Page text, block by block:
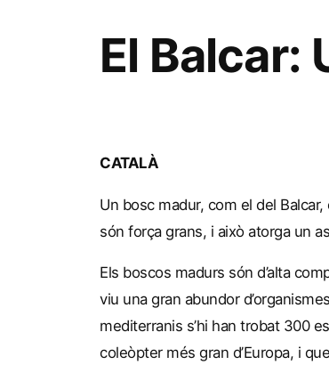
El Balcar:
CATALÀ
Un bosc madur, com el del
són força grans, i això atorga un
Els boscos madurs són d’alta
viu una gran abundor
mediterranis s’hi han trobat 300
coleòpter més gran d’Europa, i